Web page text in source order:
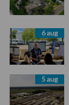
6 aug
5 aug